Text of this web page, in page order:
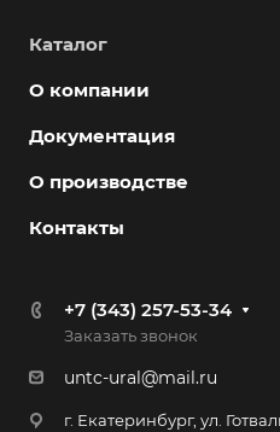
Каталог
О компании
Документация
О производстве
Контакты
+7 (343) 257-53-34
Заказать звонок
untc-ural@mail.ru
г. Екатеринбург, ул.